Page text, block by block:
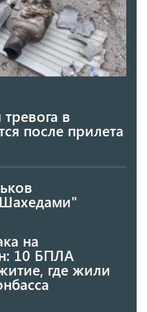
в
после прилета
на
10 БПЛА
где жили